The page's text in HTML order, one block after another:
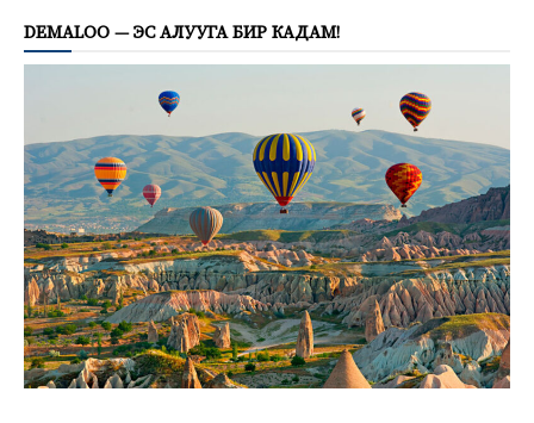
DEMALOO — ЭС АЛУУГА БИР КАДАМ!